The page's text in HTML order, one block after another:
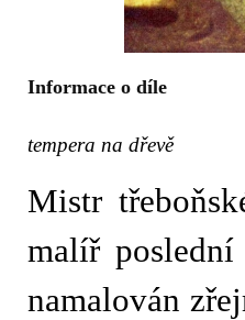
Informace o díle
tempera na dřevě
Mistr
malíř
namalován